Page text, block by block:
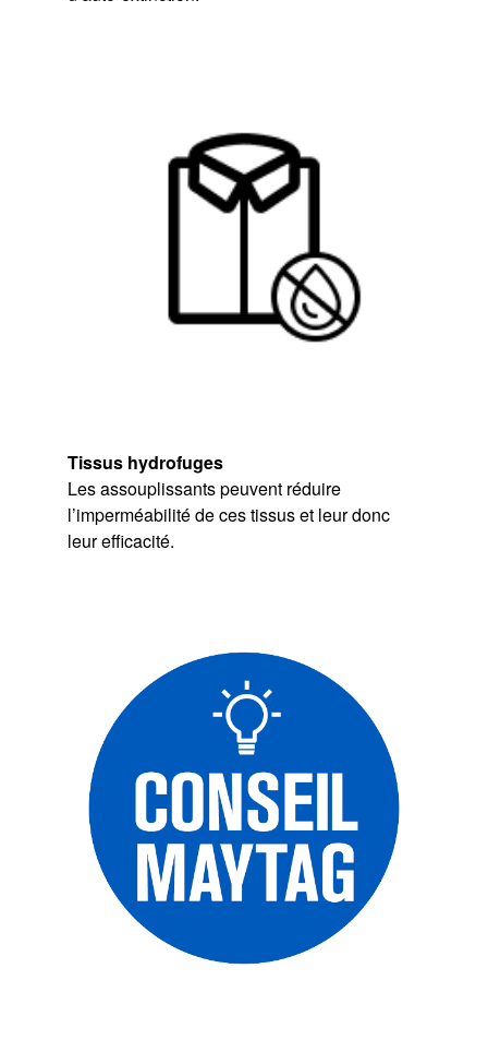
Tissus hydrofuges
Les assouplissants peuvent réduire
l’imperméabilité de ces tissus et leur donc
leur efficacité.